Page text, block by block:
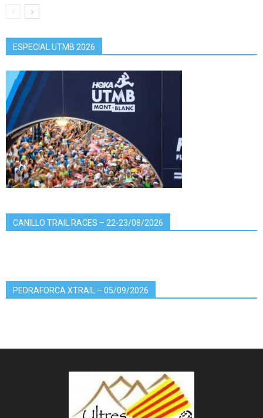
ESPECIAL UTMB 2026
CANILLO TRAIL RACES – 22-23/08/2026
PEDRAFORCA XTRAIL – 05/09/2026